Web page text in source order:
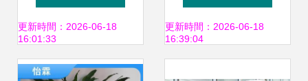
橋綠植租賃全攻略
更新時間：2026-06-18
16:01:33
全方位指南
更新時間：2026-06-18
16:39:04